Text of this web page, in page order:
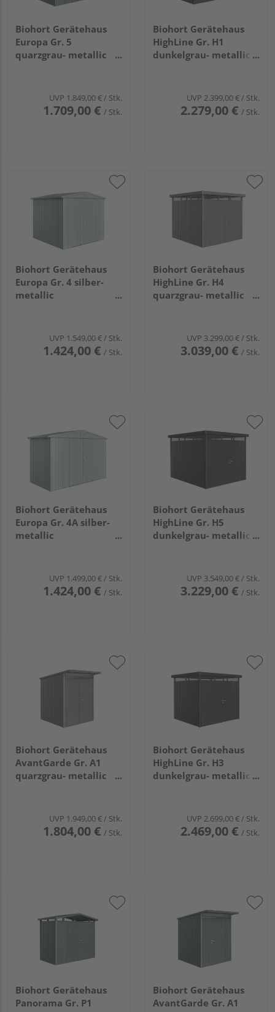
Biohort Gerätehaus
Europa Gr. 5
quarzgrau- metallic
UVP 1.849,00 € / Stk.
1.709,00 € / Stk.
Biohort Gerätehaus
HighLine Gr. H1
dunkelgrau- metallic,
UVP 2.399,00 € / Stk.
2.279,00 € / Stk.
Biohort Gerätehaus
Europa Gr. 4 silber-
metallic
UVP 1.549,00 €/ Stk.
1.424,00 € / Stk.
Biohort Gerätehaus
HighLine Gr. H4
quarzgrau- metallic
UVP 3.299,00 €/ Stk.
3.039,00 € / Stk.
Biohort Gerätehaus
Europa Gr. 4A silber-
metallic
UVP 1.499,00 €/ Stk.
1.424,00 € / Stk.
Biohort Gerätehaus
HighLine Gr. H5
dunkelgrau- metallic,
UVP 3.549,00 €/ Stk.
3.229,00 € / Stk.
Biohort Gerätehaus
AvantGarde Gr. A1
quarzgrau- metallic
UVP 1.949,00 €/ Stk.
1.804,00 € / Stk.
Biohort Gerätehaus
HighLine Gr. H3
dunkelgrau- metallic,
UVP 2.699,00 €/ Stk.
2.469,00 € / Stk.
Biohort Gerätehaus
Panorama Gr. P1
Biohort Gerätehaus
AvantGarde Gr. A1